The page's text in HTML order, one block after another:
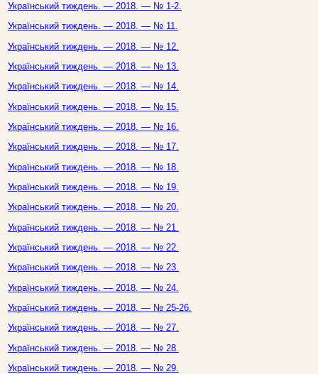
Український тиждень. — 2018. — № 1-2.
Український тиждень. — 2018. — № 11.
Український тиждень. — 2018. — № 12.
Український тиждень. — 2018. — № 13.
Український тиждень. — 2018. — № 14.
Український тиждень. — 2018. — № 15.
Український тиждень. — 2018. — № 16.
Український тиждень. — 2018. — № 17.
Український тиждень. — 2018. — № 18.
Український тиждень. — 2018. — № 19.
Український тиждень. — 2018. — № 20.
Український тиждень. — 2018. — № 21.
Український тиждень. — 2018. — № 22.
Український тиждень. — 2018. — № 23.
Український тиждень. — 2018. — № 24.
Український тиждень. — 2018. — № 25-26.
Український тиждень. — 2018. — № 27.
Український тиждень. — 2018. — № 28.
Український тиждень. — 2018. — № 29.